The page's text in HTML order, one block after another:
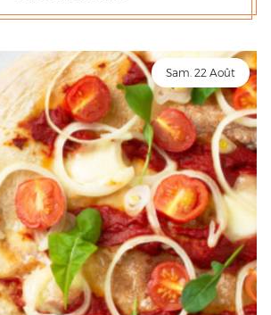
Sam. 22 Août